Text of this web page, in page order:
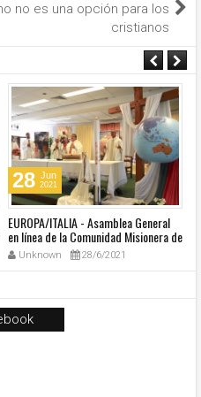
no es una opción para los
cristianos
28 Jun
2021
EUROPA/ITALIA - Asamblea General
en línea de la Comunidad Misionera de
Villaregia
Unknown 28/6/2021